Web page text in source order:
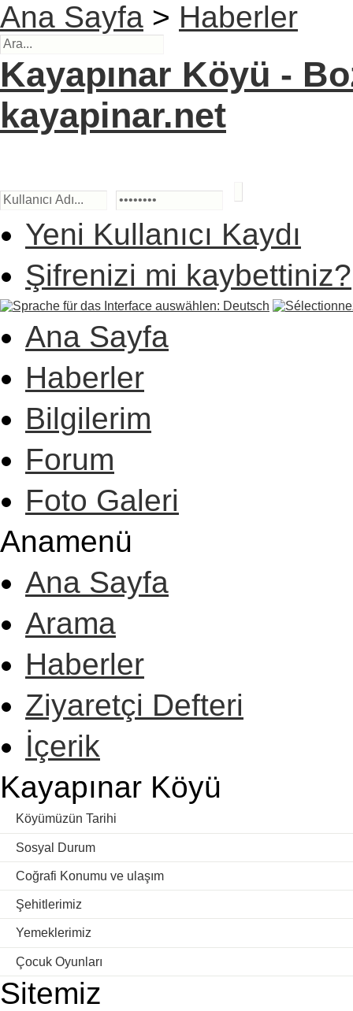
Ana Sayfa > Haberler
Kayapınar Köyü -
kayapinar.net
Yeni Kullanıcı Kaydı
Şifrenizi mi kaybettiniz?
Ana Sayfa
Haberler
Bilgilerim
Forum
Foto Galeri
Anamenü
Ana Sayfa
Arama
Haberler
Ziyaretçi Defteri
İçerik
Kayapınar Köyü
Köyümüzün Tarihi
Sosyal Durum
Coğrafi Konumu ve ulaşım
Şehitlerimiz
Yemeklerimiz
Çocuk Oyunları
Sitemiz